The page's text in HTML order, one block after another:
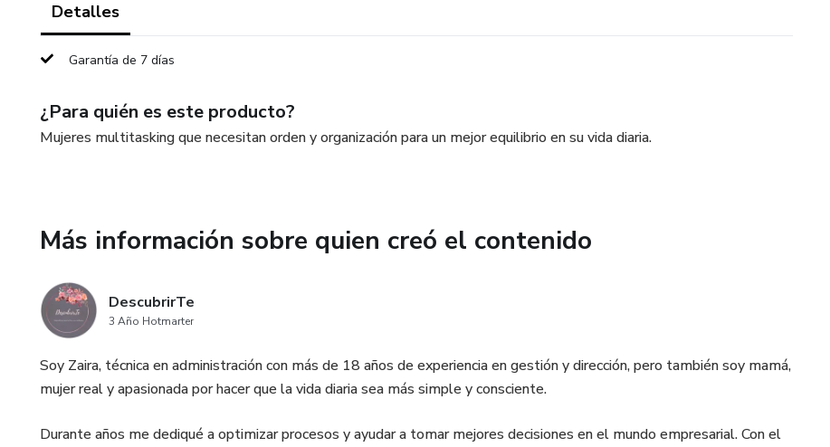
Detalles
Garantía de 7 días
¿Para quién es este producto?
Mujeres multitasking que necesitan orden y organización para un mejor equilibrio en su vida diaria.
Más información sobre quien creó el contenido
DescubrirTe
3 Año Hotmarter
Soy Zaira, técnica en administración con más de 18 años de experiencia en gestión y dirección, pero también soy mamá,
mujer real y apasionada por hacer que la vida diaria sea más simple y consciente.
Durante años me dediqué a optimizar procesos y ayudar a tomar mejores decisiones en el mundo empresarial. Con el